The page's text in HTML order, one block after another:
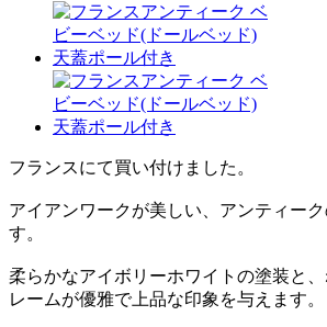
フランスにて買い付けました。
アイアンワークが美しい、アンティー
す。
柔らかなアイボリーホワイトの塗装と
レームが優雅で上品な印象を与えます。